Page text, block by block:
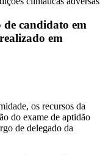
candidato em
em
os recursos da
do exame de aptidão
de delegado da